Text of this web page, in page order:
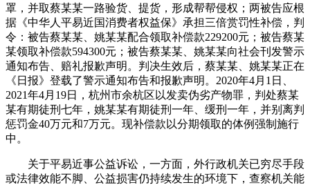
罩，并取蔡某某一路验货、提货，形成帮帮侵权；两被告应根
据《中华人平易近国消费者权益保》承担三倍赏罚性补偿，判
令：被告蔡某某、姚某某配合领取补偿款229200元；被告蔡某
某领取补偿款594300元；被告蔡某某、姚某某向社会刊发警示
通知布告、赔礼报歉声明。判决生效后，蔡某某、姚某某正在
《日报》登载了警示通知布告和报歉声明。2020年4月1日、
2021年4月19日，杭州市余杭区以发卖伪劣产物罪，判处蔡某
某有期徒刑七年，姚某某有期徒刑一年、缓刑一年，并别离判
惩罚金40万元和7万元。现补偿款以分期领取的体例强制施行
中。
关于平易近事公益诉讼，一方面，外行政机关已穷尽手段
或法律效能不脚、公益损害仍持续发生的环境下，查察机关能